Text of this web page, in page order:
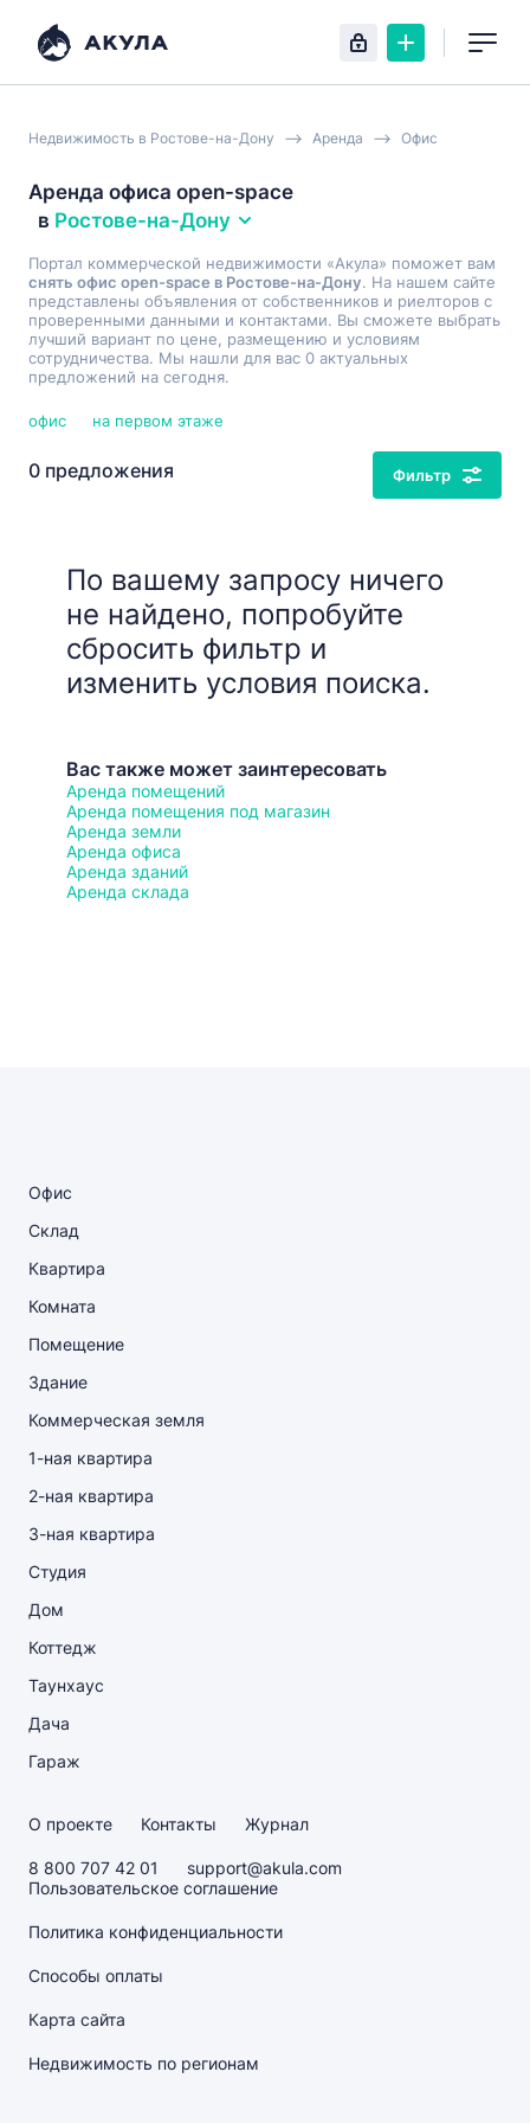
Недвижимость в Ростове-на-Дону Аренда Офис
Аренда офиса open-space
в Ростове-на-Дону
Портал коммерческой недвижимости «Акула» поможет вам
снять офис open-space в Ростове-на-Дону. На нашем сайте
представлены объявления от собственников и риелторов с
проверенными данными и контактами. Вы сможете выбрать
лучший вариант по цене, размещению и условиям
сотрудничества. Мы нашли для вас 0 актуальных
предложений на сегодня.
офис на первом этаже
0 предложения Фильтр
По вашему запросу ничего
не найдено, попробуйте
сбросить фильтр и
изменить условия поиска.
Вас также может заинтересовать
Аренда помещений
Аренда помещения под магазин
Аренда земли
Аренда офиса
Аренда зданий
Аренда склада
Офис
Склад
Квартира
Комната
Помещение
Здание
Коммерческая земля
1-ная квартира
2-ная квартира
3-ная квартира
Студия
Дом
Коттедж
Таунхаус
Дача
Гараж
О проекте Контакты Журнал
8 800 707 42 01
support@akula.com
Пользовательское соглашение
Политика конфиденциальности
Способы оплаты
Карта сайта
Недвижимость по регионам